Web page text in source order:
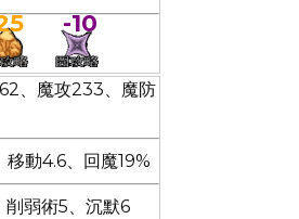
-10
、魔攻233、魔防
動4.6、回魔19%
弱術5、沉默6